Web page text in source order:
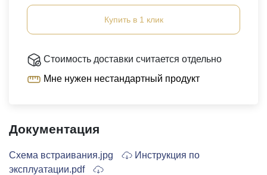
Документация
Схема встраивания.jpg
Инструкция по
эксплуатации.pdf
Купить в 1 клик
Стоимость доставки считается отдельно
Мне нужен нестандартный продукт